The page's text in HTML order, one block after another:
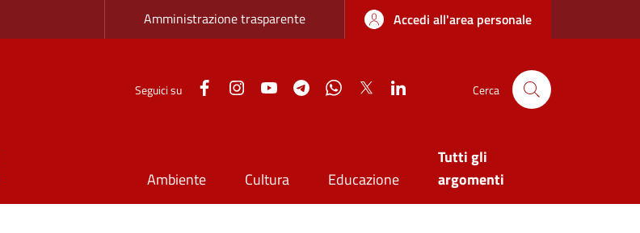
Zona superiore sottile
Amministrazione trasparente Accedi all'area personale
Seguici su FacebookInstagramYouTubeTelegramWhatsApp
Twitter Cerca
Ambiente Cultura Educazione
Tutti gli
argomenti